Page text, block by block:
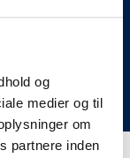
og
medier og til
om
partnere inden
da vi ikke